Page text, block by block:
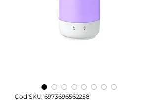
Cod SKU: 6973696562258